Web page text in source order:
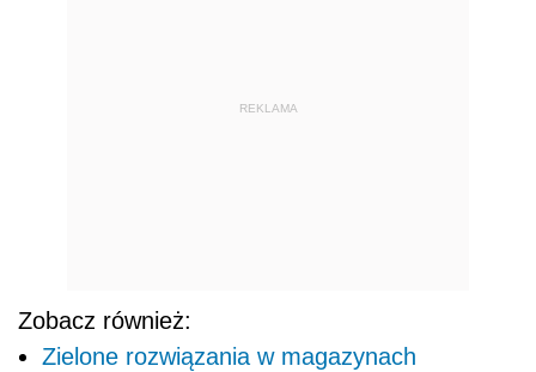
REKLAMA
Zobacz również:
Zielone rozwiązania w magazynach